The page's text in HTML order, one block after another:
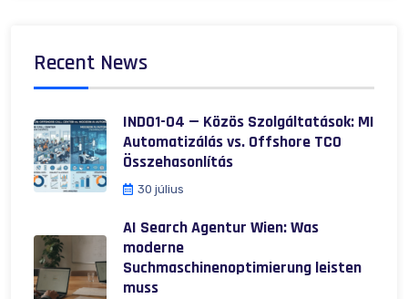
Recent News
IND01-04 — Közös Szolgáltatások: MI
Automatizálás vs. Offshore TCO
Összehasonlítás
30 július
AI Search Agentur Wien: Was
moderne
Suchmaschinenoptimierung leisten
muss